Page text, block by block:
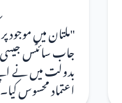
"ملتان میں موجود
جاب سائٹس جیسی
بدولت میں نے
اعتماد محسوس کیا۔